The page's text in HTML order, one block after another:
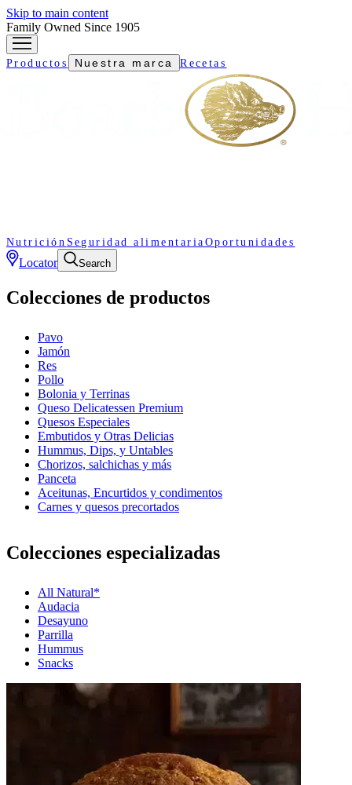
Skip to main content
Family Owned Since 1905
Productos Nuestra marca Recetas
Nutrición Seguridad alimentaria Oportunidades
Locator Search
Colecciones de productos
Pavo
Jamón
Res
Pollo
Bolonia y Terrinas
Queso Delicatessen Premium
Quesos Especiales
Embutidos y Otras Delicias
Hummus, Dips, y Untables
Chorizos, salchichas y más
Panceta
Aceitunas, Encurtidos y condimentos
Carnes y quesos precortados
Colecciones especializadas
All Natural*
Audacia
Desayuno
Parrilla
Hummus
Snacks